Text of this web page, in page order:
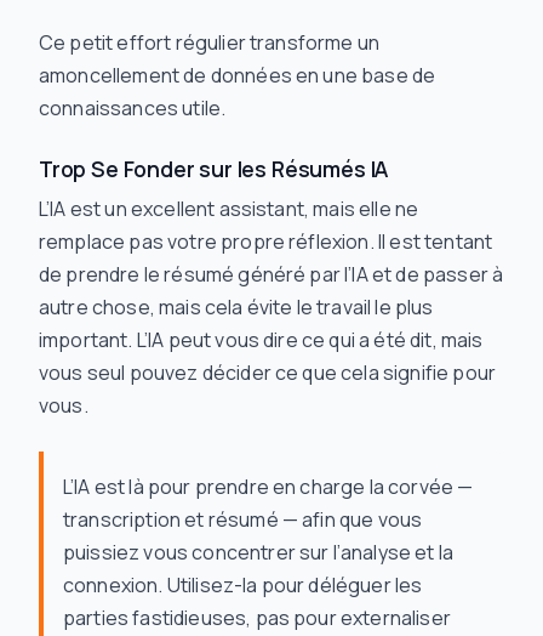
Ce petit effort régulier transforme un
amoncellement de données en une base de
connaissances utile.
Trop Se Fonder sur les Résumés IA
L’IA est un excellent assistant, mais elle ne
remplace pas votre propre réflexion. Il est tentant
de prendre le résumé généré par l’IA et de passer à
autre chose, mais cela évite le travail le plus
important. L’IA peut vous direce quia été dit, mais
vous seul pouvez décider ce que celasignifie pour
vous.
L’IA est là pour prendre en charge la corvée —
transcription et résumé — afin que vous
puissiez vous concentrer sur l’analyse et la
connexion. Utilisez-la pour déléguer les
parties fastidieuses, pas pour externaliser